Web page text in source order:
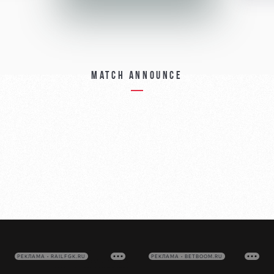
Match announce
РЕКЛАМА • RAILFGK.RU РЕКЛАМА • BETBOOM.RU